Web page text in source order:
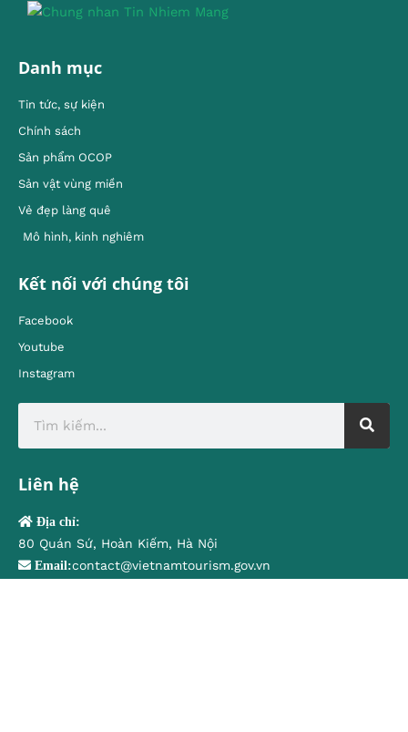
Danh mục
Tin tức, sự kiện
Chính sách
Sản phẩm OCOP
Sản vật vùng miền
Vẻ đẹp làng quê
Mô hình, kinh nghiêm
Kết nối với chúng tôi
Facebook
Youtube
Instagram
Liên hệ
Địa chỉ:
80 Quán Sứ, Hoàn Kiếm, Hà Nội
Email:contact@vietnamtourism.gov.vn